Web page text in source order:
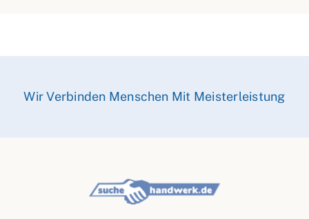
Wir Verbinden Menschen Mit Meisterleistung